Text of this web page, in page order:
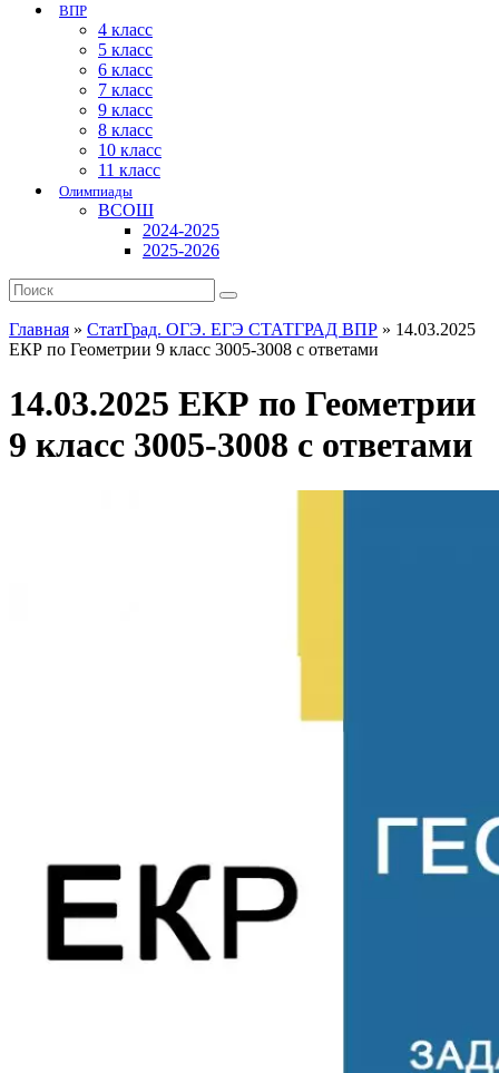
ВПР
4 класс
5 класс
6 класс
7 класс
9 класс
8 класс
10 класс
11 класс
Олимпиады
ВСОШ
2024-2025
2025-2026
Главная » СтатГрад. ОГЭ. ЕГЭ СТАТГРАД ВПР » 14.03.2025
ЕКР по Геометрии 9 класс 3005-3008 с ответами
14.03.2025 ЕКР по Геометрии
9 класс 3005-3008 с ответами